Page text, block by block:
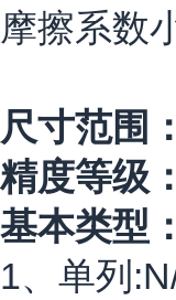
摩擦系数
尺寸范围：
精度等级：
基本类型：
1、单列